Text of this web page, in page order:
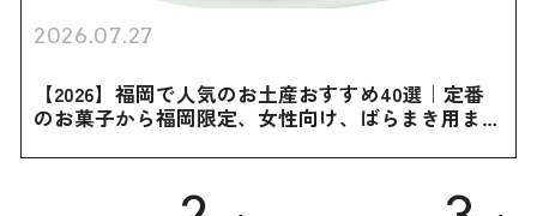
2026.07.27
【2026】福岡で人気のお土産おすすめ40選｜定番
のお菓子から福岡限定、女性向け、ばらまき用まで